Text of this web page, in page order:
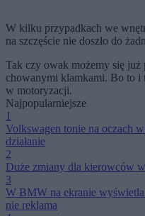
W kilku przypadkach we
na szczęście nie doszło do
Tak czy owak możemy się
chowanymi klamkami. Bo to i
w motoryzacji.
Najpopularniejsze
1
Volkswagen tonie na oczach
działanie
2
Duże zmiany dla kierowców
3
W BMW na ekranie
nie reklama